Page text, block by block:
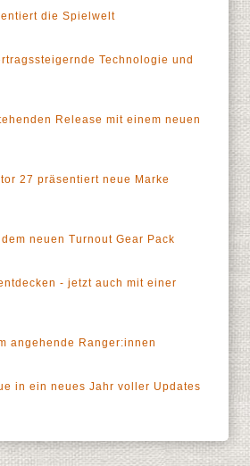
die Spielwelt
Technologie und
Release mit einem neuen
27 präsentiert neue Marke
neuen Turnout Gear Pack
- jetzt auch mit einer
angehende Ranger:innen
in ein neues Jahr voller Updates